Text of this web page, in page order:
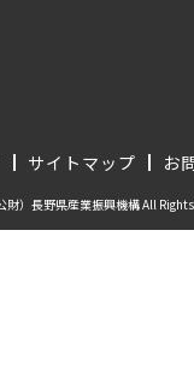
サイトマップ お
）長野県産業振興機構 All Rights